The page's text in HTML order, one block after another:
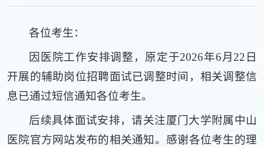
各位考生：
因医院工作安排调整，原定于2026年6月22日
开展的辅助岗位招聘面试已调整时间，相关调整信
息已通过短信通知各位考生。
后续具体面试安排，请关注厦门大学附属中山
医院官方网站发布的相关通知。感谢各位考生的理